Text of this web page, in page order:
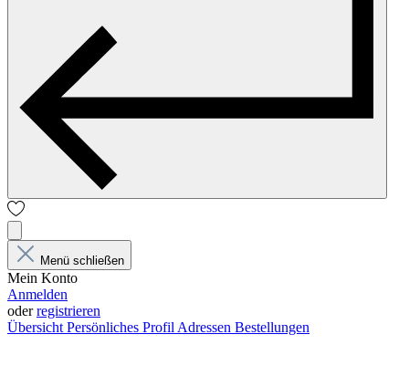
Menü schließen
Mein Konto
Anmelden
oderregistrieren
Übersicht Persönliches Profil Adressen Bestellungen